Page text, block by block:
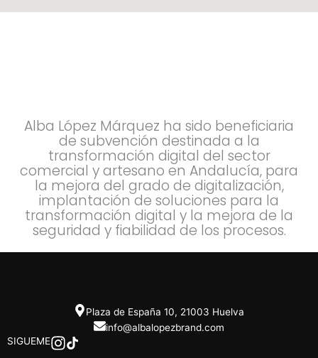
Alba López Márquez ha sido beneficiaria
de subvención destinada a la
transformación digital del sector
comercial y artesano en Andalucía, para
la mejora del grado de digitalización,
implantación de soluciones para la
transformación digital y la mejora de la
seguridad y fiabilidad de los procesos.
Plaza de España 10, 21003 Huelva
info@albalopezbrand.com
SIGUEME